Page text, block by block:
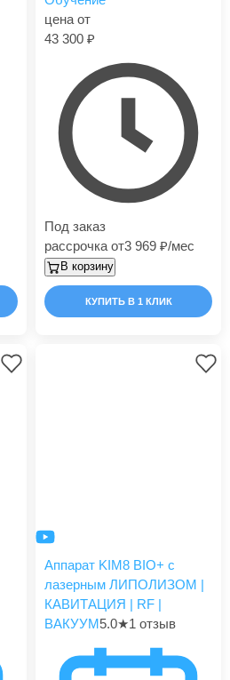
цена от
43 300
Под заказ
рассрочка от3 969 /мес
В корзину
КУПИТЬ В 1 КЛИК
Аппарат KIM8 BIO+ с
лазерным ЛИПОЛИЗОМ |
КАВИТАЦИЯ | RF |
ВАКУУМ5.0★1 отзыв